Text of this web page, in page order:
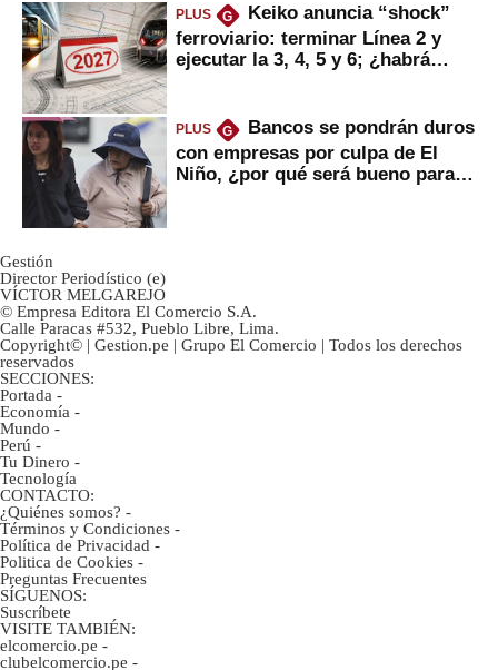
PLUS G
Keiko anuncia “shock”
ferroviario: terminar Línea 2 y
ejecutar la 3, 4, 5 y 6; ¿habrá
PLUS G
Bancos se pondrán duros
con empresas por culpa de El
Niño, ¿por qué será bueno para
Gestión
Director Periodístico (e)
VÍCTOR MELGAREJO
© Empresa Editora El Comercio S.A.
Calle Paracas #532, Pueblo Libre, Lima.
Copyright© | Gestion.pe | Grupo El Comercio | Todos los derechos
reservados
SECCIONES:
Portada -
Economía -
Mundo -
Perú -
Tu Dinero -
Tecnología
CONTACTO:
¿Quiénes somos? -
Términos y Condiciones -
Política de Privacidad -
Politica de Cookies -
Preguntas Frecuentes
SÍGUENOS:
Suscríbete
VISITE TAMBIÉN:
elcomercio.pe -
clubelcomercio.pe -